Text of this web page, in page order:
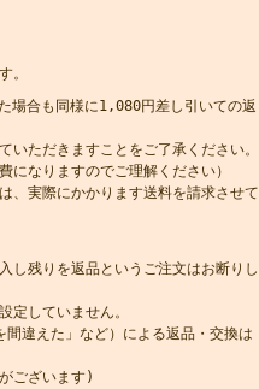
。
場合も同様に1,080円差し引いての返
ただきますことをご了承ください。
なりますのでご理解ください）
、実際にかかります送料を請求させて
し残りを返品というご注文はお断りし
定していません。
違えた」など）による返品・交換は
ございます)